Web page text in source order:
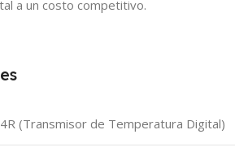
a un costo competitivo.
(Transmisor de Temperatura Digital)